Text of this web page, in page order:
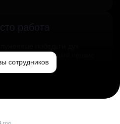
работа
и создаём лучший сервис
сотрудников
год